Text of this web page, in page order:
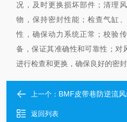
况，及时更换损坏部件；清理
物，保持密封性能；检查气缸
性，确保动力系统正常；校验
备，保证其准确性和可靠性；对
进行检查和更换，确保良好的密封
上一个： BMF皮带巷防逆流风
返回列表